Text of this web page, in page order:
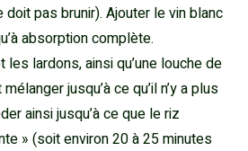
pas brunir). Ajouter le vin blanc
absorption complète.
les lardons, ainsi qu’une louche de
jusqu’à ce qu’il n’y a plus
ainsi jusqu’à ce que le riz
» (soit environ 20 à 25 minutes